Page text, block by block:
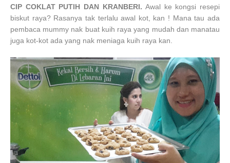
CIP COKLAT PUTIH DAN KRANBERI.Awal ke kongsi resepi
biskut raya? Rasanya tak terlalu awal kot, kan ! Mana tau ada
pembaca mummy nak buat kuih raya yang mudah dan manatau
juga kot-kot ada yang nak meniaga kuih raya kan.